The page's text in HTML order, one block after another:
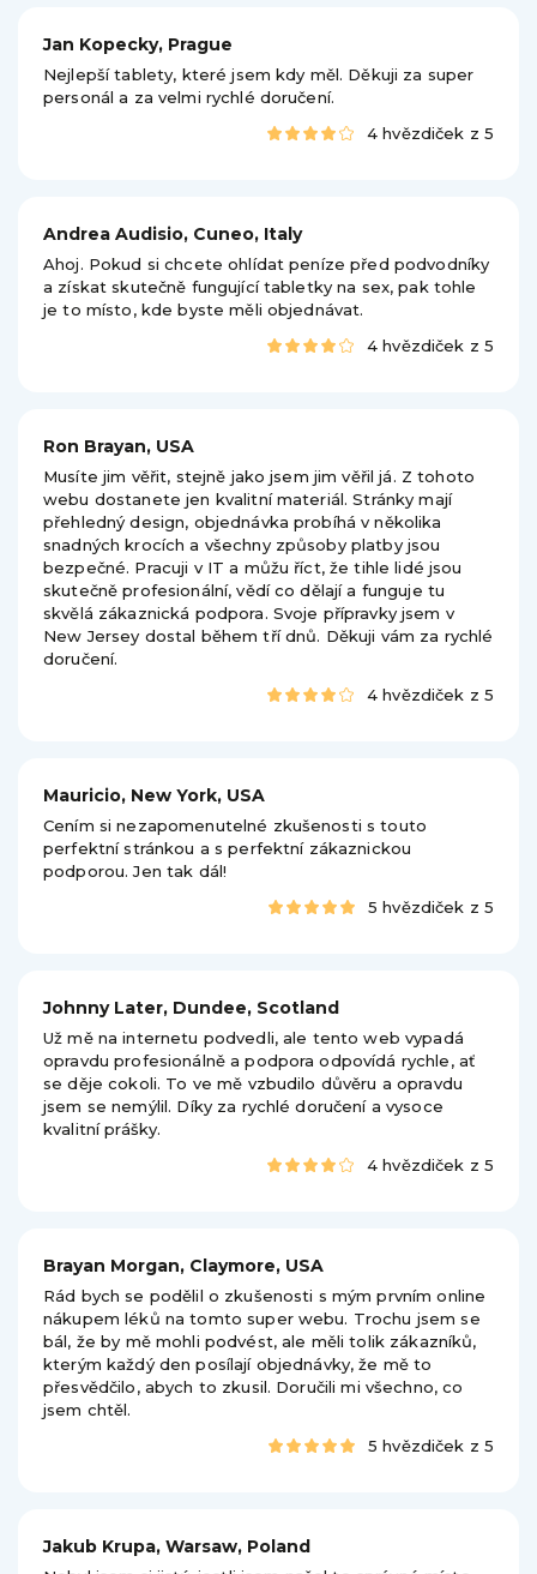
Jan Kopecky, Prague
Nejlepší tablety, které jsem kdy měl. Děkuji za super
personál a za velmi rychlé doručení.
4 hvězdiček z 5
Andrea Audisio, Cuneo, Italy
Ahoj. Pokud si chcete ohlídat peníze před podvodníky
a získat skutečně fungující tabletky na sex, pak tohle
je to místo, kde byste měli objednávat.
4 hvězdiček z 5
Ron Brayan, USA
Musíte jim věřit, stejně jako jsem jim věřil já. Z tohoto
webu dostanete jen kvalitní materiál. Stránky mají
přehledný design, objednávka probíhá v několika
snadných krocích a všechny způsoby platby jsou
bezpečné. Pracuji v IT a můžu říct, že tihle lidé jsou
skutečně profesionální, vědí co dělají a funguje tu
skvělá zákaznická podpora. Svoje přípravky jsem v
New Jersey dostal během tří dnů. Děkuji vám za rychlé
doručení.
4 hvězdiček z 5
Mauricio, New York, USA
Cením si nezapomenutelné zkušenosti s touto
perfektní stránkou a s perfektní zákaznickou
podporou. Jen tak dál!
5 hvězdiček z 5
Johnny Later, Dundee, Scotland
Už mě na internetu podvedli, ale tento web vypadá
opravdu profesionálně a podpora odpovídá rychle, ať
se děje cokoli. To ve mě vzbudilo důvěru a opravdu
jsem se nemýlil. Díky za rychlé doručení a vysoce
kvalitní prášky.
4 hvězdiček z 5
Brayan Morgan, Claymore, USA
Rád bych se podělil o zkušenosti s mým prvním online
nákupem léků na tomto super webu. Trochu jsem se
bál, že by mě mohli podvést, ale měli tolik zákazníků,
kterým každý den posílají objednávky, že mě to
přesvědčilo, abych to zkusil. Doručili mi všechno, co
jsem chtěl.
5 hvězdiček z 5
Jakub Krupa, Warsaw, Poland